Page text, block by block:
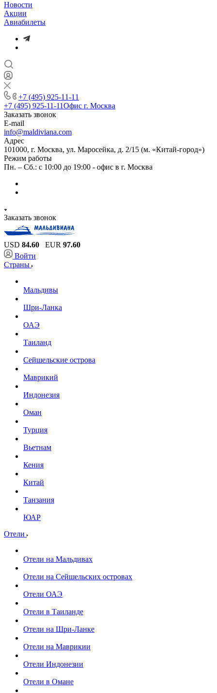
Новости
Акции
Авиабилеты
+7 (495) 925-11-11
+7 (495) 925-11-11Офис г. Москва
Заказать звонок
E-mail
info@maldiviana.com
Адрес
101000, г. Москва, ул. Маросейка, д. 2/15 (м. «Китай-город»)
Режим работы
Пн. – Сб.: с 10:00 до 19:00 - офис в г. Москва
Заказать звонок
USD 84.60 EUR 97.60
Войти
Страны
Мальдивы
Шри-Ланка
ОАЭ
Таиланд
Сейшельские острова
Маврикий
Индонезия
Оман
Турция
Вьетнам
Кения
Китай
Танзания
ЮАР
Отели
Отели на Мальдивах
Отели на Сейшельских островах
Отели ОАЭ
Отели в Таиланде
Отели на Шри-Ланке
Отели на Маврикии
Отели Индонезии
Отели в Омане